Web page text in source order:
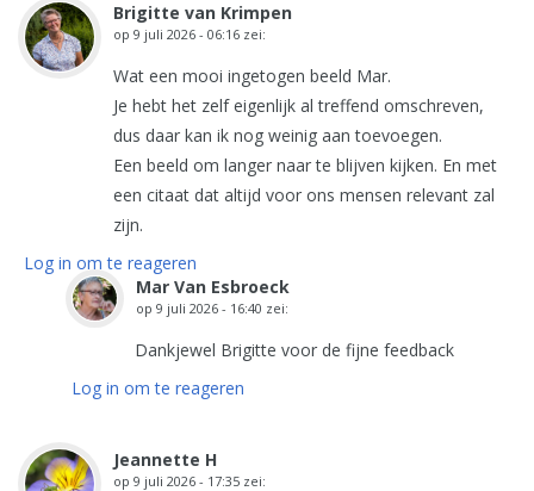
Brigitte van Krimpen
op 9 juli 2026 - 06:16 zei:
Wat een mooi ingetogen beeld Mar.
Je hebt het zelf eigenlijk al treffend omschreven,
dus daar kan ik nog weinig aan toevoegen.
Een beeld om langer naar te blijven kijken. En met
een citaat dat altijd voor ons mensen relevant zal
zijn.
Log in om te reageren
Mar Van Esbroeck
op 9 juli 2026 - 16:40 zei:
Dankjewel Brigitte voor de fijne feedback
Log in om te reageren
Jeannette H
op 9 juli 2026 - 17:35 zei: